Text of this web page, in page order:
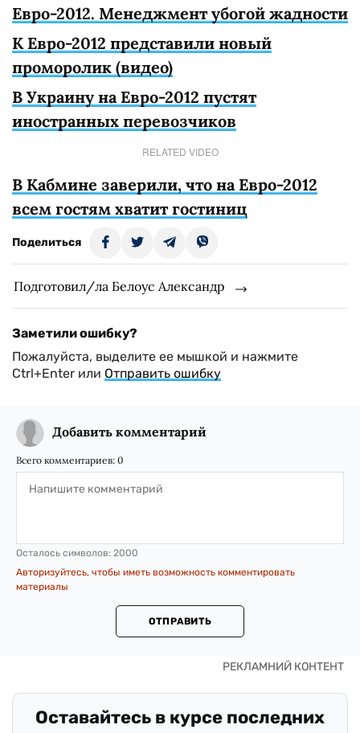
Евро-2012. Менеджмент убогой жадности
К Евро-2012 представили новый
проморолик (видео)
В Украину на Евро-2012 пустят
иностранных перевозчиков
RELATED VIDEO
В Кабмине заверили, что на Евро-2012
всем гостям хватит гостиниц
Поделиться
Подготовил/ла Белоус Александр
Заметили ошибку?
Пожалуйста, выделите ее мышкой и нажмите
Ctrl+Enter или Отправить ошибку
Добавить комментарий
Всего комментариев: 0
Осталось символов: 2000
Авторизуйтесь, чтобы иметь возможность комментировать
материалы
ОТПРАВИТЬ
Оставайтесь в курсе последних